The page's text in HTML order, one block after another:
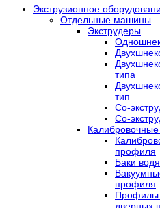
Экструзионное
Отдельные машины
Экструдеры
типа
тип
Со-
Со-
профиля
Баки
профиля